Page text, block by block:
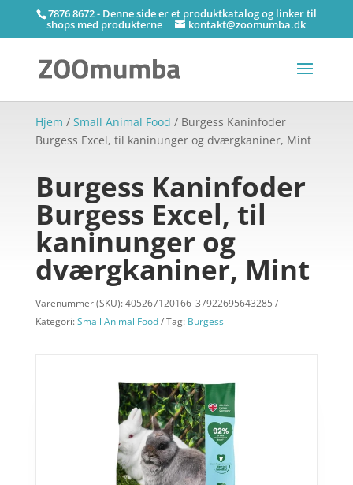
7876 8672 - Denne side er et produktkatalog og linker til
shops med produkterne kontakt@zoomumba.dk
Hjem / Small Animal Food / Burgess Kaninfoder
Burgess Excel, til kaninunger og dværgkaniner, Mint
Burgess Kaninfoder
Burgess Excel, til
kaninunger og
dværgkaniner, Mint
Varenummer (SKU):405267120166_37922695643285
Kategori:Small Animal Food Tag: Burgess